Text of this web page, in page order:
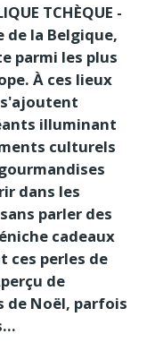
TCHÈQUE -
de la Belgique,
parmi les plus
À ces lieux
illuminant
culturels
dans les
parler des
cadeaux
ces perles de
de
de Noël, parfois